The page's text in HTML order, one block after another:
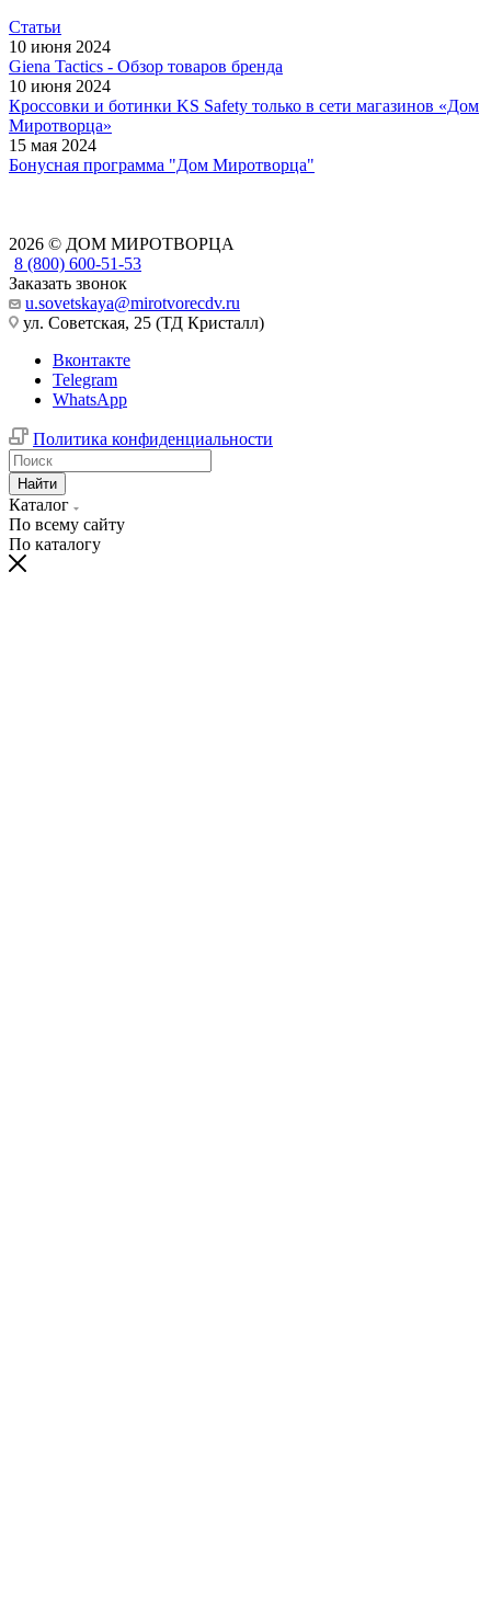
Статьи
10 июня 2024
Giena Tactics - Обзор товаров бренда
10 июня 2024
Кроссовки и ботинки KS Safety только в сети магазинов «Дом
Миротворца»
15 мая 2024
Бонусная программа "Дом Миротворца"
2026 © ДОМ МИРОТВОРЦА
8 (800) 600-51-53
Заказать звонок
u.sovetskaya@mirotvorecdv.ru
ул. Советская, 25 (ТД Кристалл)
Вконтакте
Telegram
WhatsApp
Политика конфиденциальности
Найти
Каталог
По всему сайту
По каталогу